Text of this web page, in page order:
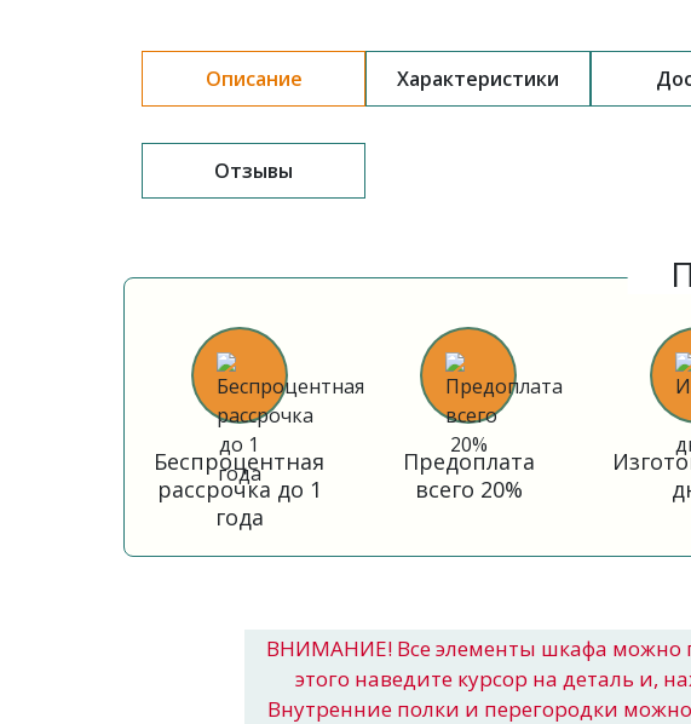
Описание Характеристики
Отзывы
Беспроцентная
рассрочка до 1
года
Предоплата
всего 20%
ВНИМАНИЕ! Все элементы шкафа
этого наведите курсор на деталь и,
Внутренние полки и перегородки